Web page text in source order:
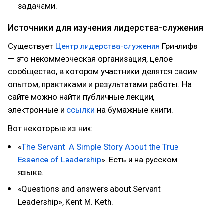
задачами.
Источники для изучения лидерства-служения
Существует Центр лидерства-служения Гринлифа
— это некоммерческая организация, целое
сообщество, в котором участники делятся своим
опытом, практиками и результатами работы. На
сайте можно найти публичные лекции,
электронные и ссылки на бумажные книги.
Вот некоторые из них:
«The Servant: A Simple Story About the True
Essence of Leadership». Есть и на русском
языке.
«Questions and answers about Servant
Leadership», Kent M. Keth.